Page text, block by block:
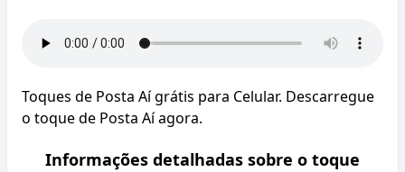
Toques de Posta Aí grátis para Celular. Descarregue
o toque de Posta Aí agora.
Informações detalhadas sobre o toque